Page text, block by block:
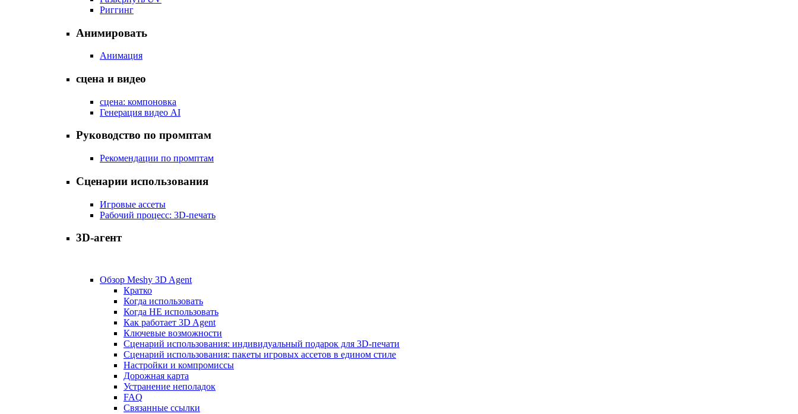
Риггинг
Анимировать
Анимация
сцена и видео
сцена: компоновка
Генерация видео AI
Руководство по промптам
Рекомендации по промптам
Сценарии использования
Игровые ассеты
Рабочий процесс: 3D-печать
3D-агент
Обзор Meshy 3D Agent
Кратко
Когда использовать
Когда НЕ использовать
Как работает 3D Agent
Ключевые возможности
Сценарий использования: индивидуальный подарок для 3D-печати
Сценарий использования: пакеты игровых ассетов в едином стиле
Настройки и компромиссы
Дорожная карта
Устранение неполадок
FAQ
Связанные ссылки